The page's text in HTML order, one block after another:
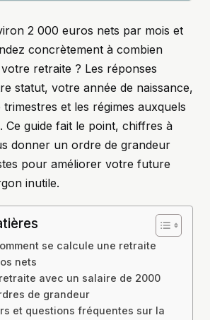
2 000 euros nets par mois et
concrètement à combien
retraite ? Les réponses
statut, votre année de naissance,
et les régimes auxquels
Ce guide fait le point, chiffres à
donner un ordre de grandeur
pour améliorer votre future
inutile.
se calcule une retraite
nets
avec un salaire de 2000
de grandeur
et questions fréquentes sur la